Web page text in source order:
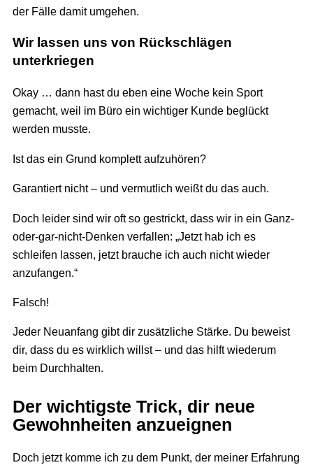
der Fälle damit umgehen.
Wir lassen uns von Rückschlägen
unterkriegen
Okay … dann hast du eben eine Woche kein Sport
gemacht, weil im Büro ein wichtiger Kunde beglückt
werden musste.
Ist das ein Grund komplett aufzuhören?
Garantiert nicht – und vermutlich weißt du das auch.
Doch leider sind wir oft so gestrickt, dass wir in ein Ganz-
oder-gar-nicht-Denken verfallen: „Jetzt hab ich es
schleifen lassen, jetzt brauche ich auch nicht wieder
anzufangen.“
Falsch!
Jeder Neuanfang gibt dir zusätzliche Stärke. Du beweist
dir, dass du es wirklich willst – und das hilft wiederum
beim Durchhalten.
Der wichtigste Trick, dir neue
Gewohnheiten anzueignen
Doch jetzt komme ich zu dem Punkt, der meiner Erfahrung